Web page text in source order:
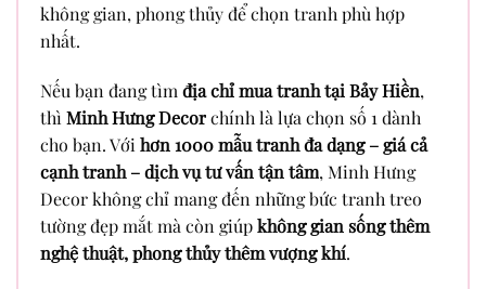
không gian, phong thủy để chọn tranh phù hợp
nhất.
Nếu bạn đang tìm địa chỉ mua tranh tại Bảy Hiền,
thì Minh Hưng Decorchính là lựa chọn số 1 dành
cho bạn. Với hơn 1000 mẫu tranh đa dạng – giá cả
cạnh tranh – dịch vụ tư vấn tận tâm, Minh Hưng
Decor không chỉ mang đến những bức tranh treo
tường đẹp mắt mà còn giúpkhông gian sống thêm
nghệ thuật, phong thủy thêm vượng khí.